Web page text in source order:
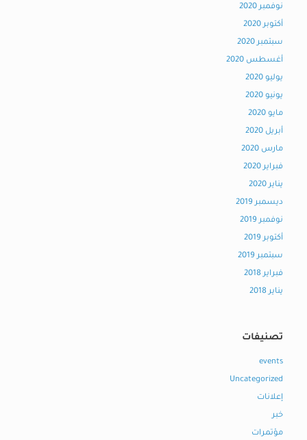
نوفمبر 2020
أكتوبر 2020
سبتمبر 2020
أغسطس 2020
يوليو 2020
يونيو 2020
مايو 2020
أبريل 2020
مارس 2020
فبراير 2020
يناير 2020
ديسمبر 2019
نوفمبر 2019
أكتوبر 2019
سبتمبر 2019
فبراير 2018
يناير 2018
تصنيفات
events
Uncategorized
إعلانات
خبر
مؤتمرات